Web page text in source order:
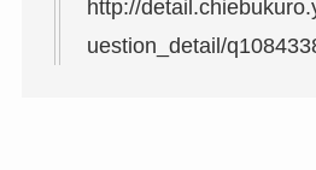
http://
uestion_detail/